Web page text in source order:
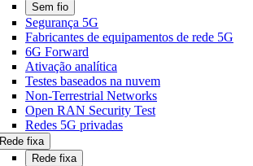
Sem fio
Segurança 5G
Fabricantes de equipamentos de rede 5G
6G Forward
Ativação analítica
Testes baseados na nuvem
Non-Terrestrial Networks
Open RAN Security Test
Redes 5G privadas
Rede fixa
Rede fixa